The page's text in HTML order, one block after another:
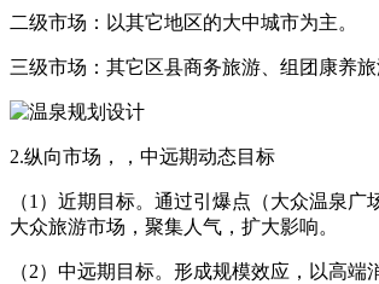
二级市场：以其它地区的大中城市为主。
三级市场：其它区县商务旅游、组团康养旅
2.纵向市场，，中远期动态目标
（1）近期目标。通过引爆点（大众温泉广
大众旅游市场，聚集人气，扩大影响。
（2）中远期目标。形成规模效应，以高端